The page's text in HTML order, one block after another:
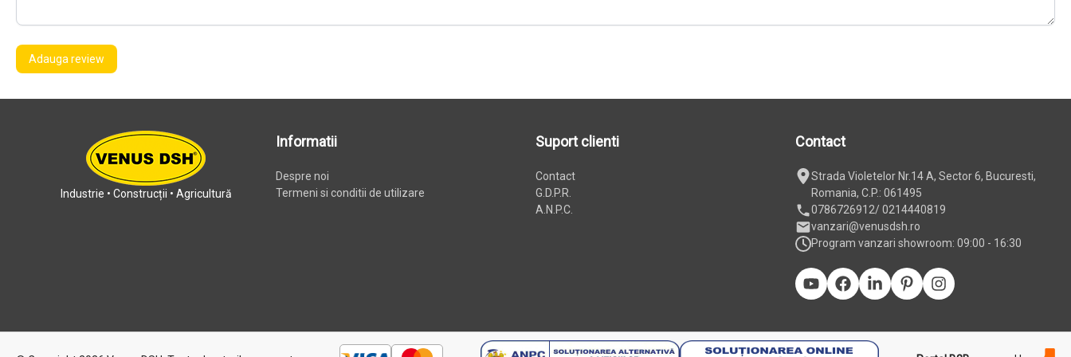
Adauga review
Industrie • Construcții • Agricultură
Informatii
Despre noi
Termeni si conditii de utilizare
Suport clienti
Contact
G.D.P.R.
A.N.P.C.
Contact
Strada Violetelor Nr.14 A, Sector 6, Bucuresti,
Romania, C.P.: 061495
0786726912/ 0214440819
vanzari@venusdsh.ro
Program vanzari showroom: 09:00 - 16:30